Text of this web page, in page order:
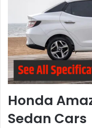
Honda
Sedan Cars